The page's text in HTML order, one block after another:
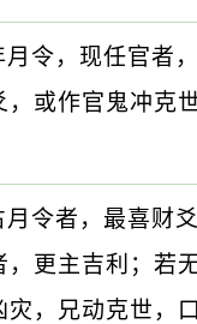
月令，现任官者
，或作官鬼冲克
月令者，最喜财
，更主吉利；若
，兄动克世，